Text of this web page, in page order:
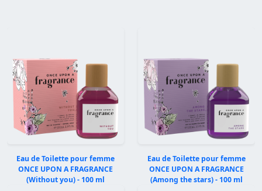
Eau de Toilette pour femme
ONCE UPON A FRAGRANCE
(Without you) - 100 ml
Eau de Toilette pour femme
ONCE UPON A FRAGRANCE
(Among the stars) - 100 ml